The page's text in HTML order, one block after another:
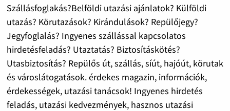
Szállásfoglakás?Belföldi utazási ajánlatok? Külföldi
utazás? Körutazások? Kirándulások? Repülőjegy?
Jegyfoglalás? Ingyenes szállással kapcsolatos
hirdetésfeladás? Utaztatás? Biztosításkötés?
Utasbiztosítás? Repülős út, szállás, síút, hajóút, körutak
és városlátogatások. érdekes magazin, információk,
érdekességek, utazási tanácsok! Ingyenes hirdetés
feladás, utazási kedvezmények, hasznos utazási